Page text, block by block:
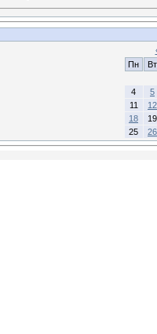
Пн
Вт
4
5
11
12
18
19
25
26